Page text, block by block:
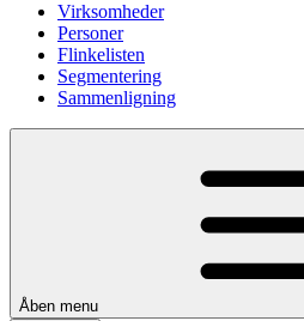
Virksomheder
Personer
Flinkelisten
Segmentering
Sammenligning
Åben menu